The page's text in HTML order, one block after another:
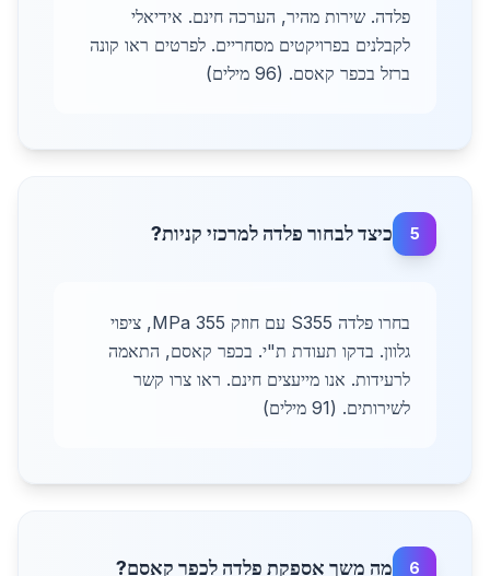
פלדה. שירות מהיר, הערכה חינם. אידיאלי
לקבלנים בפרויקטים מסחריים. לפרטים ראו קונה
ברזל בכפר קאסם. (96 מילים)
5 כיצד לבחור פלדה למרכזי קניות?
בחרו פלדה S355 עם חוזק 355 MPa, ציפוי
גלוון. בדקו תעודת ת"י. בכפר קאסם, התאמה
לרעידות. אנו מייעצים חינם. ראו צרו קשר
לשירותים. (91 מילים)
6 מה משך אספקת פלדה לכפר קאסם?